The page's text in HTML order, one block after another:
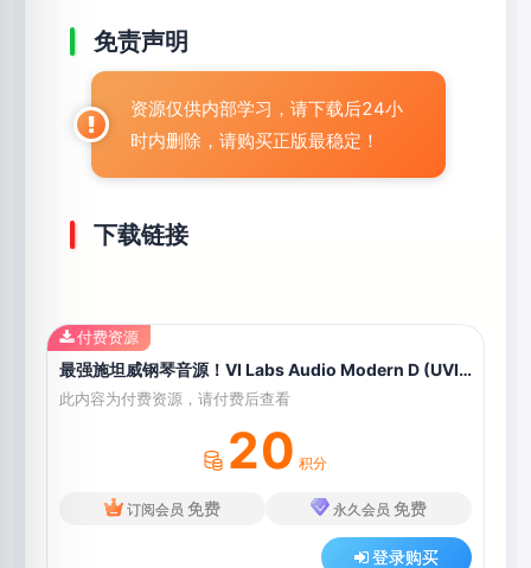
免责声明
资源仅供内部学习，请下载后24小
时内删除，请购买正版最稳定！
下载链接
最强施坦威钢琴音源！VI Labs Audio Modern D (UVI Workstation, Falcon) WIN版
此内容为付费资源，请付费后查看
20 积分
订阅会员 免费 永久会员 免费
登录购买
付费资源